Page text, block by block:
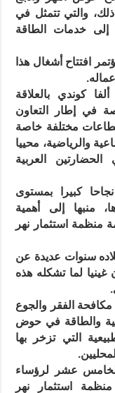
والتي تتمثل في
إلى خدمات الطاقة
افتتاح أشغال هذا
كوندي بالعلاقة
في إطار التعاون
مختلفة خاصة
والرياضية، محييا
الحضارتين العربية
كبيرا بمستوى
منبها إلى أهمية
منظمة استثمار نهر
سنوات عديدة عن
لما تشكله هذه
الفقر والجوع
والطاقة في حوض
التي تزخر بها
الخامس عشر لرؤساء
استثمار نهر